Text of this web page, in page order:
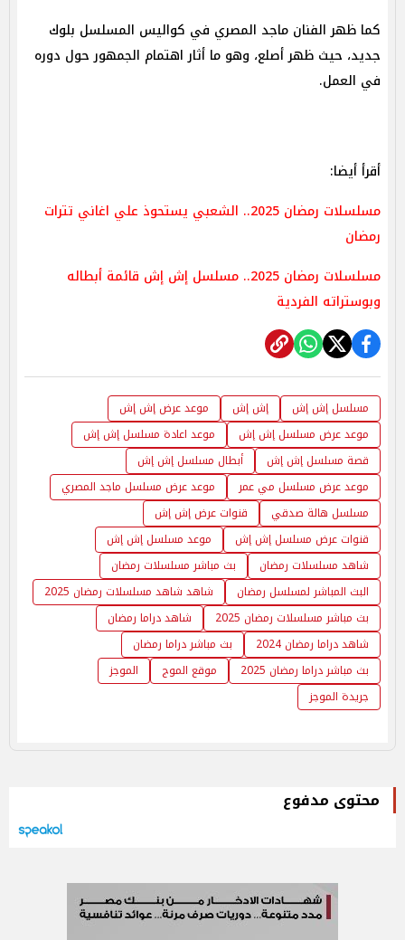
كما ظهر الفنان ماجد المصري في كواليس المسلسل بلوك
جديد، حيث ظهر أصلع، وهو ما أثار اهتمام الجمهور حول دوره
في العمل. ​​
أقرأ أيضا:
مسلسلات رمضان 2025.. الشعبي يستحوذ علي اغاني تترات
رمضان
مسلسلات رمضان 2025.. مسلسل إش إش قائمة أبطاله
وبوستراته الفردية
مسلسل إش إش إش إش
موعد عرض إش إش
موعد عرض مسلسل إش إش
موعد اعادة مسلسل إش إش
قصة مسلسل إش إش
أبطال مسلسل إش إش
موعد عرض مسلسل مي عمر
موعد عرض مسلسل ماجد المصري
مسلسل هالة صدقي
قنوات عرض إش إش
قنوات عرض مسلسل إش إش
موعد مسلسل إش إش
شاهد مسلسلات رمضان
بث مباشر مسلسلات رمضان
البث المباشر لمسلسل رمضان
شاهد شاهد مسلسلات رمضان 2025
بث مباشر مسلسلات رمضان 2025
شاهد دراما رمضان
شاهد دراما رمضان 2024
بث مباشر دراما رمضان
بث مباشر دراما رمضان 2025
موقع الموج
الموجز
جريدة الموجز
محتوى مدفوع